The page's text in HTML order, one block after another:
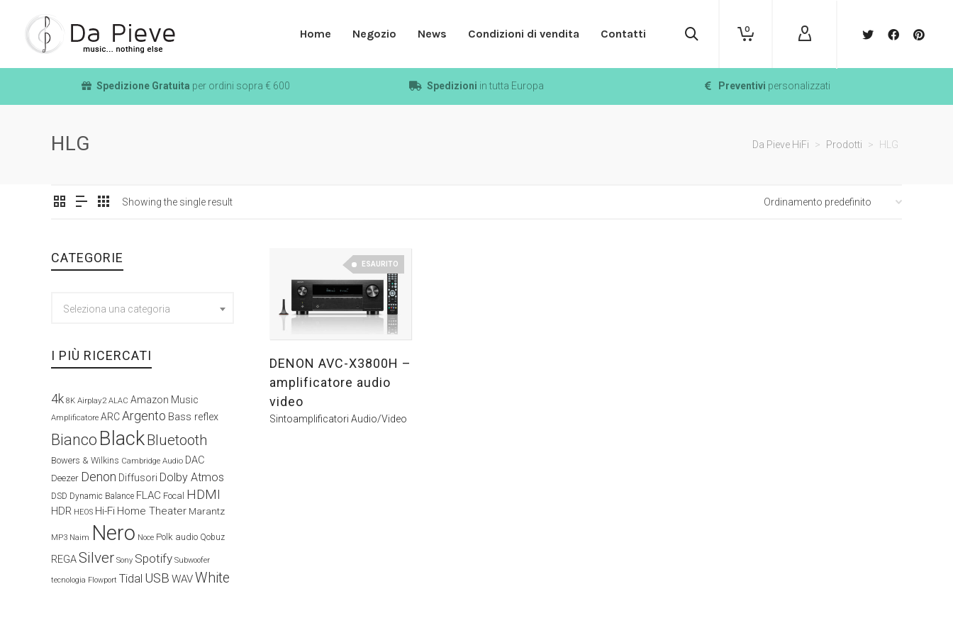
Home Negozio News Condizioni di vendita Contatti 0
Spedizione Gratuita per ordini sopra € 600 Spedizioni in tutta Europa Preventivi personalizzati
HLG Da Pieve HiFi > Prodotti > HLG
Showing the single result
ESAURITO
DENON AVC-X3800H –
amplificatore audio
video
Sintoamplificatori Audio/Video
CATEGORIE
Seleziona una categoria
I PIÙ RICERCATI
4k 8K Airplay2 ALAC Amazon Music
Amplificatore ARCArgento Bass reflex
Bianco BlackBluetooth
Bowers & Wilkins Cambridge Audio DAC
Deezer Denon Diffusori Dolby Atmos
DSD Dynamic Balance FLAC Focal HDMI
HDR HEOS Hi-Fi Home Theater Marantz
MP3 Naim Nero Noce Polk audio Qobuz
REGASilver Sony Spotify Subwoofer
tecnologia Flowport Tidal USB WAVWhite